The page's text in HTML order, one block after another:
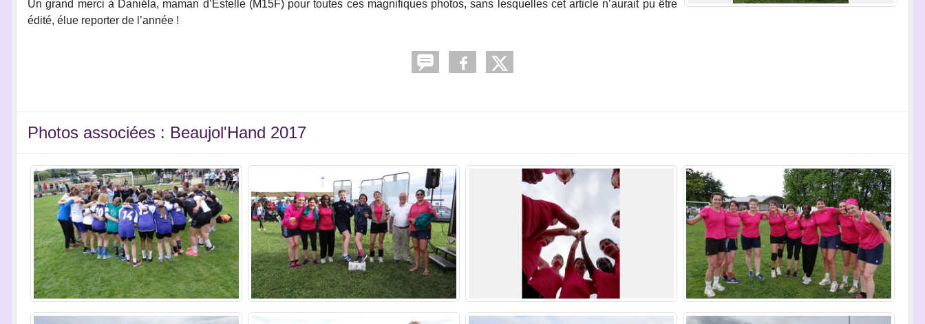
Un grand merci à Daniéla, maman d’Estelle (M15F) pour toutes ces magnifiques photos, sans lesquelles cet article n’aurait pu être
édité, élue reporter de l’année !
Photos associées : Beaujol'Hand 2017